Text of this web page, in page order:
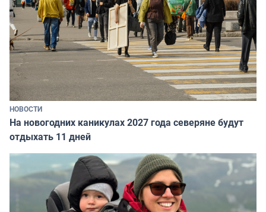
НОВОСТИ
На новогодних каникулах 2027 года северяне будут
отдыхать 11 дней